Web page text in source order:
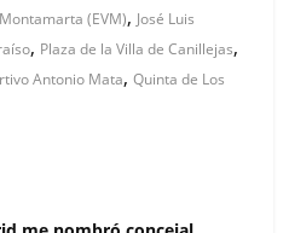
(EVM), José Luis
, Plaza de la Villa de Canillejas,
Antonio Mata,Quinta de Los